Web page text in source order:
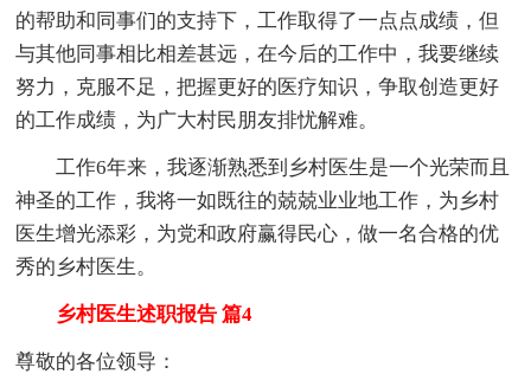
的帮助和同事们的支持下，工作取得了一点点成绩，但
与其他同事相比相差甚远，在今后的工作中，我要继续
努力，克服不足，把握更好的医疗知识，争取创造更好
的工作成绩，为广大村民朋友排忧解难。
工作6年来，我逐渐熟悉到乡村医生是一个光荣而且
神圣的工作，我将一如既往的兢兢业业地工作，为乡村
医生增光添彩，为党和政府赢得民心，做一名合格的优
秀的乡村医生。
乡村医生述职报告 篇4
尊敬的各位领导：